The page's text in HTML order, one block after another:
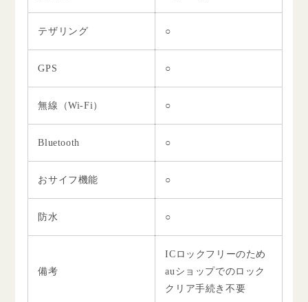
テザリング ○
GPS ○
無線（Wi-Fi） ○
Bluetooth ○
おサイフ機能 ○
防水 ○
備考
ICロックフリーのため
auショップでのロック
クリア手続き不要